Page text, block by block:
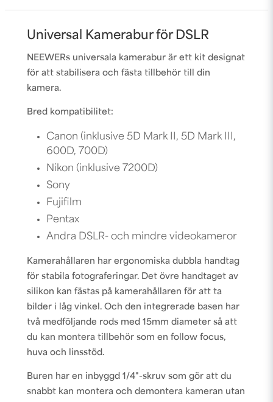
Universal Kamerabur för DSLR
NEEWERs universala kamerabur är ett kit designat
för att stabilisera och fästa tillbehör till din
kamera.
Bred kompatibilitet:
Canon (inklusive 5D Mark II, 5D Mark III,
600D, 700D)
Nikon (inklusive 7200D)
Sony
Fujifilm
Pentax
Andra DSLR- och mindre videokameror
Kamerahållaren har ergonomiska dubbla handtag
för stabila fotograferingar. Det övre handtaget av
silikon kan fästas på kamerahållaren för att ta
bilder i låg vinkel. Och den integrerade basen har
två medföljande rods med 15mm diameter så att
du kan montera tillbehör som en follow focus,
huva och linsstöd.
Buren har en inbyggd 1/4"-skruv som gör att du
snabbt kan montera och demontera kameran utan